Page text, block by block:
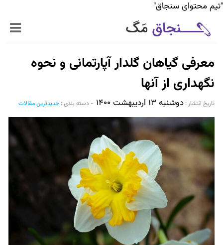
"تیم محتوای سنجاق"
زنده‌تر
سیر تا پیاز خدمات
World Mag
بازار آنلاین سنجاق
معرفی گیاهان گلدار آپارتمانی و نحوه
نگهداری از آنها
تاریخ انتشار :‌ دوشنبه ۱۳ اردیبهشت ۱۴۰۰ - دسته بندی : جدیدترین مقالات